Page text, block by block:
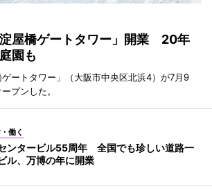
屋橋ゲートタワー」開業 20年
園も
ートタワー」（大阪市中央区北浜4）が7月9
プンした。
働く
ンタービル55周年 全国でも珍しい道路一
ル、万博の年に開業